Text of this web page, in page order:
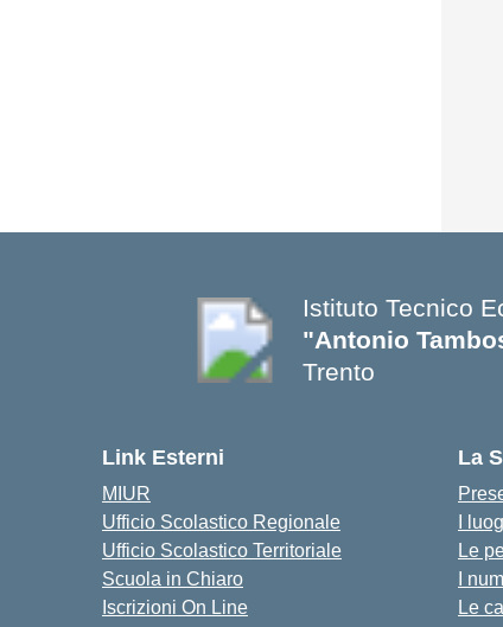
Istituto Tecnico
"Antonio
Trento
Link Esterni
MIUR
Ufficio Scolastico Regionale
Ufficio Scolastico Territoriale
Scuola in Chiaro
Iscrizioni On Line
La
I
Le
I
Le